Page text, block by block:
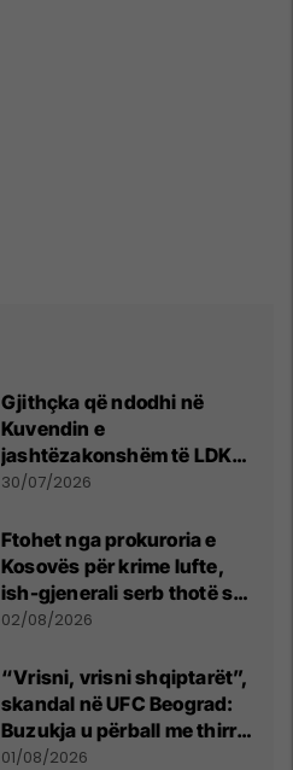
Gjithçka që ndodhi në
Kuvendin e
jashtëzakonshëm të LDK-
së
30/07/2026
Ftohet nga prokuroria e
Kosovës për krime lufte,
ish-gjenerali serb thotë se
dikush e tradhtoi në
02/08/2026
“Vrisni, vrisni shqiptarët”,
skandal në UFC Beograd:
Buzukja u përball me thirrje
anti-shqiptare nga
01/08/2026